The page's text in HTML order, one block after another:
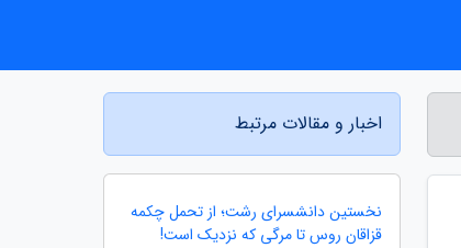
اخبار و مقالات مرتبط
نخستین دانشسرای رشت؛ از تحمل چکمه
قزاقان روس تا مرگی که نزدیک است!